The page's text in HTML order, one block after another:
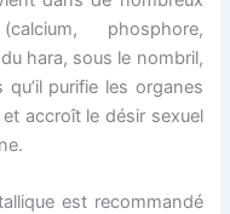
phosphore,
hara, sous le nombril,
purifie les organes
accroît le désir sexuel
est recommandé